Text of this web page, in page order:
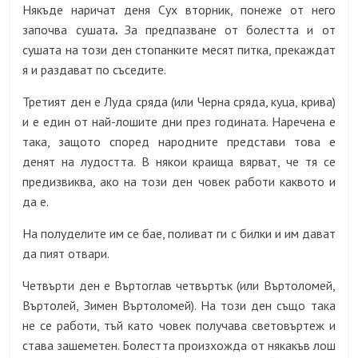
Някъде наричат деня Сух вторник, понеже от него
започва сушата. За предпазване от болестта и от
сушата на този ден стопанките месят питка, прекаждат
я и раздават по съседите.
Третият ден е Луда сряда (или Черна сряда, куца, крива)
и е един от най-лошите дни през годината. Наречена е
така, защото според народните представи това е
денят на лудостта. В някои краища вярват, че тя се
предизвиква, ако на този ден човек работи каквото и
да е.
На полуделите им се бае, поливат ги с билки и им дават
да пият отвари.
Четвърти ден е Въртоглав четвъртък (или Въртоломей,
Въртолей, Зимен Въртоломей). На този ден също така
не се работи, тъй като човек получава световъртеж и
става зашеметен. Болестта произхожда от някакъв лош